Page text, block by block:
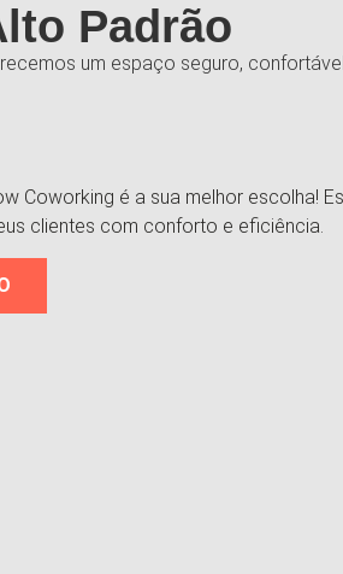
Padrão
um espaço seguro,
Coworking é a sua melhor escolha!
clientes com conforto e eficiência.